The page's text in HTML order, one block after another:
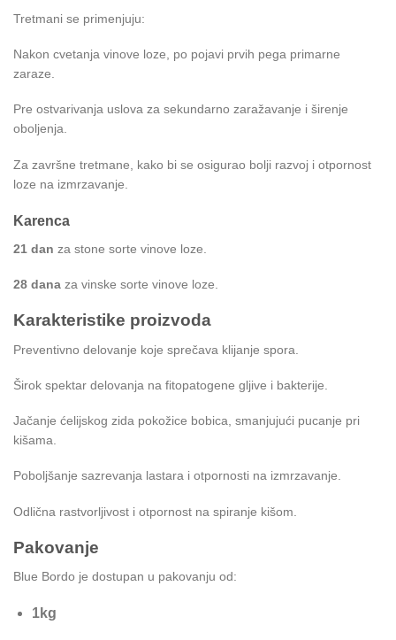
Tretmani se primenjuju:
Nakon cvetanja vinove loze, po pojavi prvih pega primarne
zaraze.
Pre ostvarivanja uslova za sekundarno zaražavanje i širenje
oboljenja.
Za završne tretmane, kako bi se osigurao bolji razvoj i otpornost
loze na izmrzavanje.
Karenca
21 dan za stone sorte vinove loze.
28 dana za vinske sorte vinove loze.
Karakteristike proizvoda
Preventivno delovanje koje sprečava klijanje spora.
Širok spektar delovanja na fitopatogene gljive i bakterije.
Jačanje ćelijskog zida pokožice bobica, smanjujući pucanje pri
kišama.
Poboljšanje sazrevanja lastara i otpornosti na izmrzavanje.
Odlična rastvorljivost i otpornost na spiranje kišom.
Pakovanje
Blue Bordo je dostupan u pakovanju od:
1kg